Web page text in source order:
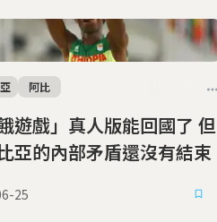
餓遊戲」真人版能回國了 但
亞的內部矛盾還沒有結束
阿比
25